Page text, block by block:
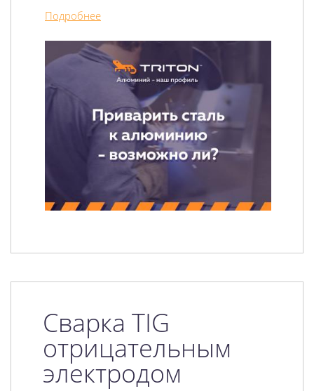
Подробнее
Сварка TIG
отрицательным
электродом